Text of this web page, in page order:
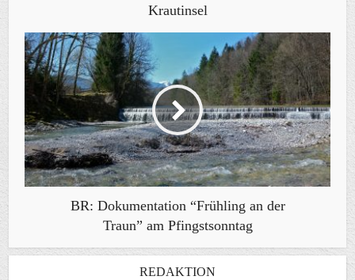
Krautinsel
BR: Dokumentation “Frühling an der
Traun” am Pfingstsonntag
REDAKTION